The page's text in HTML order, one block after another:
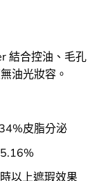
結合控油、毛孔
油光妝容。
皮脂分泌
以上遮瑕效果